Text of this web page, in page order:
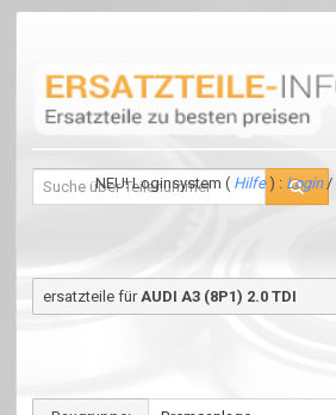
NEU! Loginsystem ( Hilfe) : Login/
ersatzteile für AUDI A3 (8P1) 2.0 TDI